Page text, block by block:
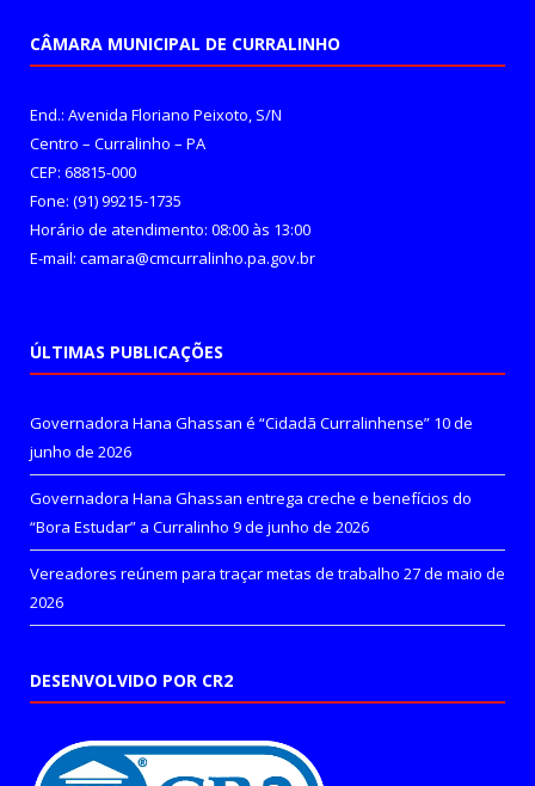
CÂMARA MUNICIPAL DE CURRALINHO
End.: Avenida Floriano Peixoto, S/N
Centro – Curralinho – PA
CEP: 68815-000
Fone: (91) 99215-1735
Horário de atendimento: 08:00 às 13:00
E-mail: camara@cmcurralinho.pa.gov.br
ÚLTIMAS PUBLICAÇÕES
Governadora Hana Ghassan é “Cidadã Curralinhense” 10 de
junho de 2026
Governadora Hana Ghassan entrega creche e benefícios do
“Bora Estudar” a Curralinho 9 de junho de 2026
Vereadores reúnem para traçar metas de trabalho 27 de maio de
2026
DESENVOLVIDO POR CR2